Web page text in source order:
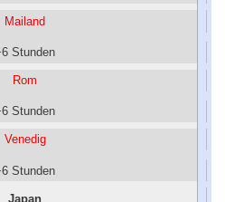
Mailand
Stunden
Rom
Stunden
Venedig
Stunden
Japan